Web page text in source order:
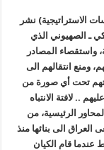
الاستراتيجية) نشر
ـ الصهيوني الذي
واستقصاء المصادر
ومنع انتقالهم الى
تحت أي صورة من
.. لافتة الانتباه
الرئيسية، من
العراق الى بنائها منذ
عندما قام الكيان